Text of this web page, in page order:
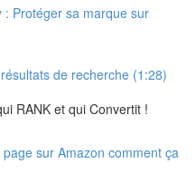
: Protéger sa marque sur
de recherche (1:28)
RANK et qui Convertit !
sur Amazon comment ça